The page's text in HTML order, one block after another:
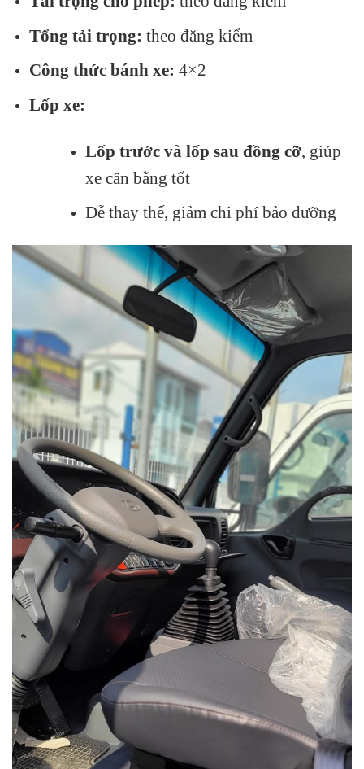
Tổng tải trọng: theo đăng kiểm
Công thức bánh xe: 4×2
Lốp xe:
Lốp trước và lốp sau đồng cỡ, giúp
xe cân bằng tốt
Dễ thay thế, giảm chi phí bảo dưỡng